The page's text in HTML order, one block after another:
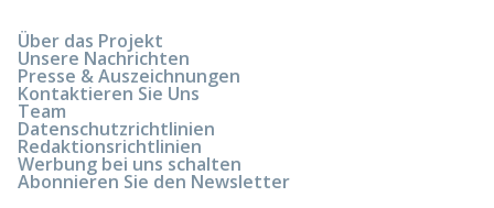
Über das Projekt
Unsere Nachrichten
Presse & Auszeichnungen
Kontaktieren Sie Uns
Team
Datenschutzrichtlinien
Redaktionsrichtlinien
Werbung bei uns schalten
Abonnieren Sie den Newsletter